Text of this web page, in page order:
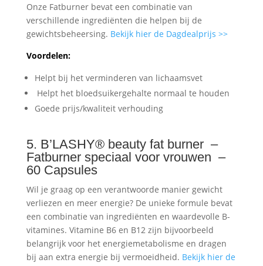
Onze Fatburner bevat een combinatie van
verschillende ingrediënten die helpen bij de
gewichtsbeheersing. Bekijk hier de Dagdealprijs >>
Voordelen:
Helpt bij het verminderen van lichaamsvet
Helpt het bloedsuikergehalte normaal te houden
Goede prijs/kwaliteit verhouding
5. B’LASHY® beauty fat burner –
Fatburner speciaal voor vrouwen –
60 Capsules
Wil je graag op een verantwoorde manier gewicht
verliezen en meer energie? De unieke formule bevat
een combinatie van ingrediënten en waardevolle B-
vitamines. Vitamine B6 en B12 zijn bijvoorbeeld
belangrijk voor het energiemetabolisme en dragen
bij aan extra energie bij vermoeidheid. Bekijk hier de